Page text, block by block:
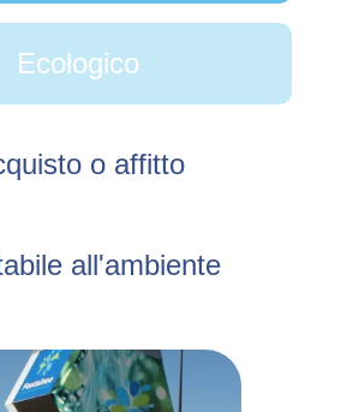
Ecologico
o affitto
all'ambiente